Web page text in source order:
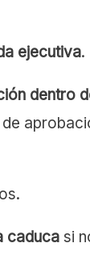
ejecutiva.
dentro
caduca si